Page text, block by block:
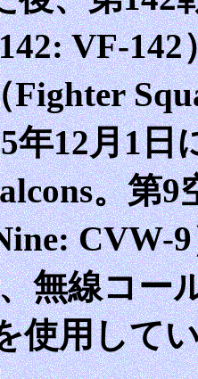
VF-
Fighter
年12月1
。第
CVW-
無線コー
使用して